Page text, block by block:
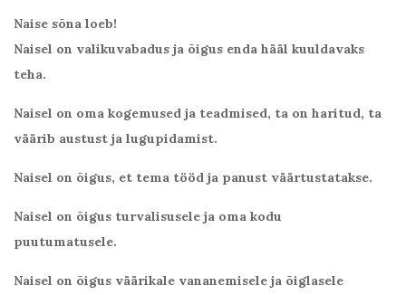
Naise sõna loeb!
Naisel on valikuvabadus ja õigus enda hääl kuuldavaks
teha.
Naisel on oma kogemused ja teadmised, ta on haritud, ta
väärib austust ja lugupidamist.
Naisel on õigus, et tema tööd ja panust väärtustatakse.
Naisel on õigus turvalisusele ja oma kodu
puutumatusele.
Naisel on õigus väärikale vananemisele ja õiglasele